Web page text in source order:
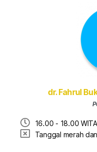
dr. Fahrul
16.00 - 18.00 WITA
Tanggal merah